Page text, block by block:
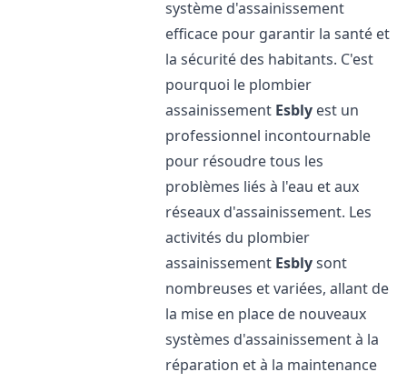
système d'assainissement
efficace pour garantir la santé et
la sécurité des habitants. C'est
pourquoi le plombier
assainissement Esbly est un
professionnel incontournable
pour résoudre tous les
problèmes liés à l'eau et aux
réseaux d'assainissement. Les
activités du plombier
assainissement Esblysont
nombreuses et variées, allant de
la mise en place de nouveaux
systèmes d'assainissement à la
réparation et à la maintenance